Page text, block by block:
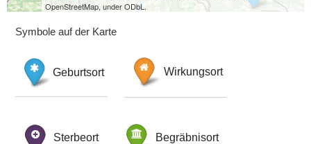
OpenStreetMap, under ODbL.
Symbole auf der Karte
Geburtsort Wirkungsort
Sterbeort Begräbnisort